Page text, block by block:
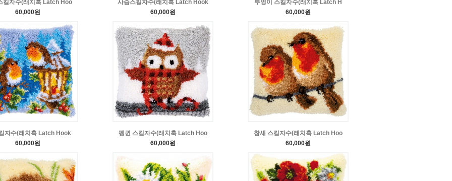
킬자수(래치훅 Latch Hoo
60,000원
사슴스킬자수(래치훅 Latch Hook
60,000원
부엉이 스킬자수(래치훅 Latch H
60,000원
자수(래치훅 Latch Hook
60,000원
펭귄 스킬자수(래치훅 Latch Hoo
60,000원
참새 스킬자수(래치훅 Latch Hoo
60,000원